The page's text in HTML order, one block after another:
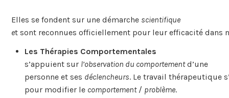
Elles se fondent sur une démarche scientifique
et sont reconnues officiellement pour leur efficacité dans
Les Thérapies Comportementales
s’appuient sur l’observation du comportementd’une
personne et ses déclencheurs. Le travail thérapeutique
pour modifier le comportement/ problème.